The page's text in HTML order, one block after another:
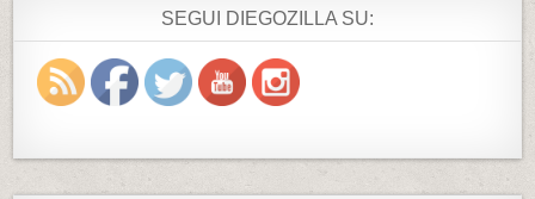
SEGUI DIEGOZILLA SU: